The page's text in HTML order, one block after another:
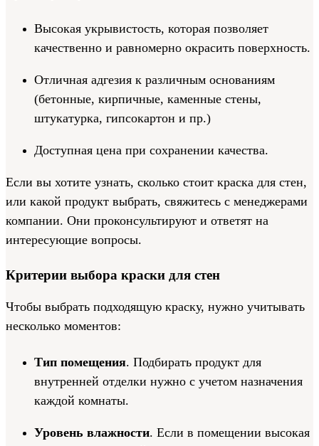
Высокая укрывистость, которая позволяет
качественно и равномерно окрасить поверхность.
Отличная адгезия к различным основаниям
(бетонные, кирпичные, каменные стены,
штукатурка, гипсокартон и пр.)
Доступная цена при сохранении качества.
Если вы хотите узнать, сколько стоит краска для стен,
или какой продукт выбрать, свяжитесь с менеджерами
компании. Они проконсультируют и ответят на
интересующие вопросы.
Критерии выбора краски для стен
Чтобы выбрать подходящую краску, нужно учитывать
несколько моментов:
Тип помещения. Подбирать продукт для
внутренней отделки нужно с учетом назначения
каждой комнаты.
Уровень влажности. Если в помещении высокая